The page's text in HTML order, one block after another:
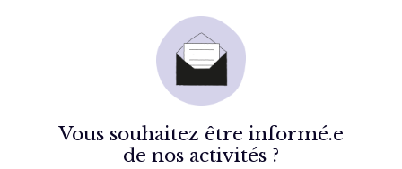
Vous souhaitez être informé.e
de nos activités ?